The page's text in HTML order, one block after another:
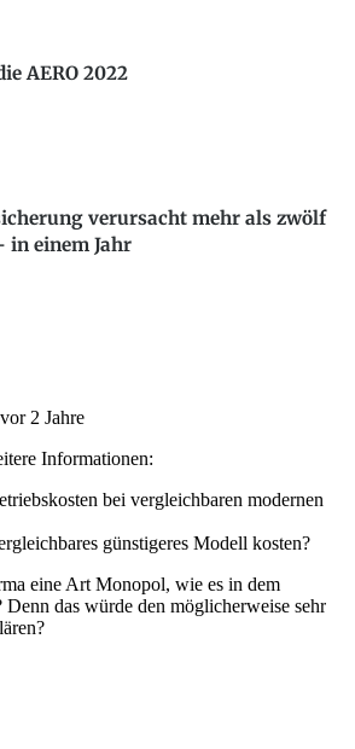
AERO 2022
verursacht mehr als zwölf
in einem Jahr